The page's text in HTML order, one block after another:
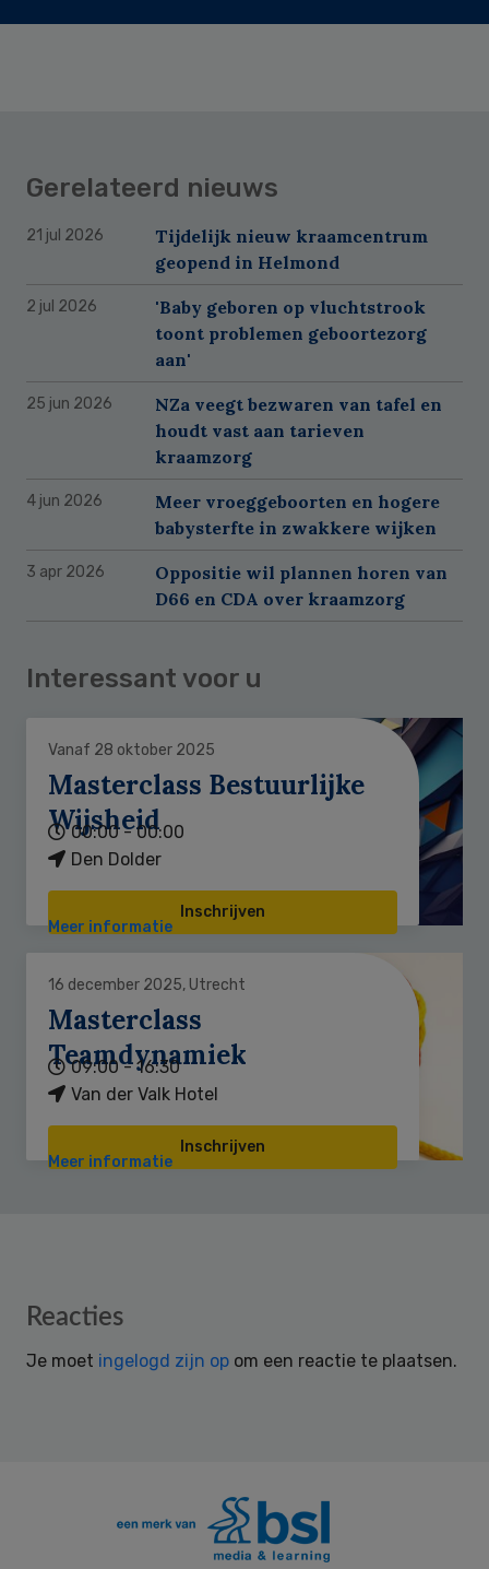
Gerelateerd nieuws
21 jul 2026
Tijdelijk nieuw kraamcentrum
geopend in Helmond
2 jul 2026
'Baby geboren op vluchtstrook
toont problemen geboortezorg
aan'
25 jun 2026
NZa veegt bezwaren van tafel en
houdt vast aan tarieven
kraamzorg
4 jun 2026
Meer vroeggeboorten en hogere
babysterfte in zwakkere wijken
3 apr 2026
Oppositie wil plannen horen van
D66 en CDA over kraamzorg
Interessant voor u
Vanaf 28 oktober 2025
Masterclass Bestuurlijke
Wijsheid
00:00 - 00:00
Den Dolder
Inschrijven
Meer informatie
16 december 2025, Utrecht
Masterclass
Teamdynamiek
09:00 - 16:30
Van der Valk Hotel
Inschrijven
Meer informatie
Reader
Reacties
Je moet ingelogd zijn op om een reactie te plaatsen.